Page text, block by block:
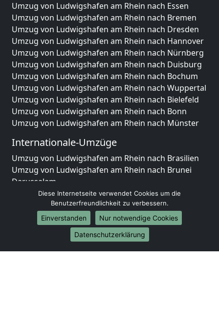
Umzug von Ludwigshafen am Rhein nach Essen
Umzug von Ludwigshafen am Rhein nach Bremen
Umzug von Ludwigshafen am Rhein nach Dresden
Umzug von Ludwigshafen am Rhein nach Hannover
Umzug von Ludwigshafen am Rhein nach Nürnberg
Umzug von Ludwigshafen am Rhein nach Duisburg
Umzug von Ludwigshafen am Rhein nach Bochum
Umzug von Ludwigshafen am Rhein nach Wuppertal
Umzug von Ludwigshafen am Rhein nach Bielefeld
Umzug von Ludwigshafen am Rhein nach Bonn
Umzug von Ludwigshafen am Rhein nach Münster
Internationale-Umzüge
Umzug von Ludwigshafen am Rhein nach Brasilien
Umzug von Ludwigshafen am Rhein nach Brunei
Darussalam
Umzug von Ludwigshafen am Rhein nach Burkina
Umzug von Ludwigshafen am Rhein nach Burundi
Umzug von Ludwigshafen am Rhein nach Chile
Umzug von Ludwigshafen am Rhein nach China
Umzug von Ludwigshafen am Rhein nach
Diese Internetseite verwendet Cookies um die
Benutzerfreundlichkeit zu verbessern.
Einverstanden
Nur notwendige Cookies
Datenschutzerklärung